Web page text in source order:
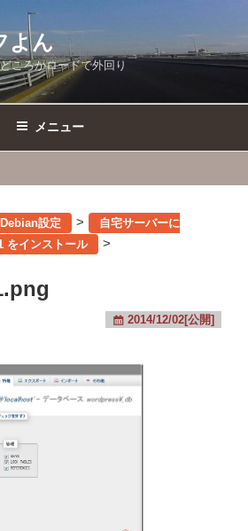
よん
ころかロードで外回り
メニュー
Debian設定 >
自宅サーバーに
をインストール
>
2014/12/02[公開]